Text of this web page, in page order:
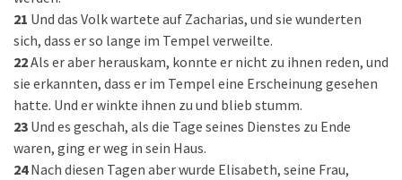
21 Und das Volk wartete auf Zacharias, und sie wunderten
sich, dass er so lange im Tempel verweilte.
22Als er aber herauskam, konnte er nicht zu ihnen reden, und
sie erkannten, dass er im Tempel eine Erscheinung gesehen
hatte. Und er winkte ihnen zu und blieb stumm.
23 Und es geschah, als die Tage seines Dienstes zu Ende
waren, ging er weg in sein Haus.
24 Nach diesen Tagen aber wurde Elisabeth, seine Frau,